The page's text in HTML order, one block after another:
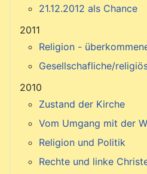
21.12.2012 als Chance
2011
Religion -
Gesellschafliche/
2010
Zustand der Kirche
Vom Umgang mit der
Religion und Politik
Rechte und linke